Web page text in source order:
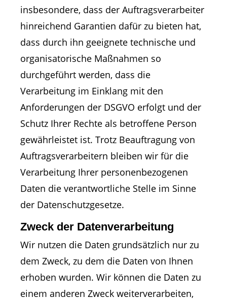
insbesondere, dass der Auftragsverarbeiter
hinreichend Garantien dafür zu bieten hat,
dass durch ihn geeignete technische und
organisatorische Maßnahmen so
durchgeführt werden, dass die
Verarbeitung im Einklang mit den
Anforderungen der DSGVO erfolgt und der
Schutz Ihrer Rechte als betroffene Person
gewährleistet ist. Trotz Beauftragung von
Auftragsverarbeitern bleiben wir für die
Verarbeitung Ihrer personenbezogenen
Daten die verantwortliche Stelle im Sinne
der Datenschutzgesetze.
Zweck der Datenverarbeitung
Wir nutzen die Daten grundsätzlich nur zu
dem Zweck, zu dem die Daten von Ihnen
erhoben wurden. Wir können die Daten zu
einem anderen Zweck weiterverarbeiten,